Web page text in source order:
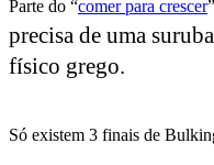
Parte do “comer para crescer
precisa de uma
físico grego.
Só existem 3 finais de